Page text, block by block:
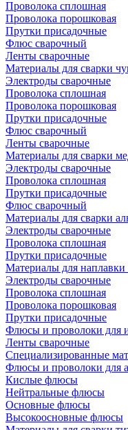
Проволока сплошная
Проволока порошковая
Прутки присадочные
Флюс сварочный
Ленты сварочные
Материалы для сварки
Электроды сварочные
Проволока сплошная
Проволока порошковая
Прутки присадочные
Флюс сварочный
Ленты сварочные
Материалы для сварки
Электроды сварочные
Проволока сплошная
Прутки присадочные
Флюс сварочный
Материалы для сварки
Электроды сварочные
Проволока сплошная
Прутки присадочные
Материалы для наплавки
Электроды сварочные
Проволока сплошная
Проволока порошковая
Прутки присадочные
Флюсы и проволоки для
Ленты сварочные
Специализированные
Флюсы и проволоки для
Кислые флюсы
Нейтральные флюсы
Основные флюсы
Высокоосновные флюсы